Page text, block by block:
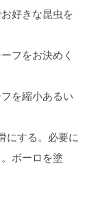
好きな昆虫を
フをお決めく
を縮小あるい
にする。必要に
ボーロを塗